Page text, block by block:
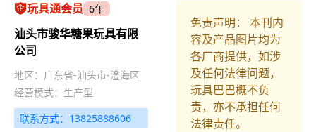
玩具通会员 6年
汕头市骏华糖果玩具有限
公司
地区：广东省-汕头市-澄海区
经营模式：生产型
联系方式：13825888606
免责声明： 本刊内
容及产品图片均为
各厂商提供，如涉
及任何法律问题，
玩具巴巴概不负
责，亦不承担任何
法律责任。